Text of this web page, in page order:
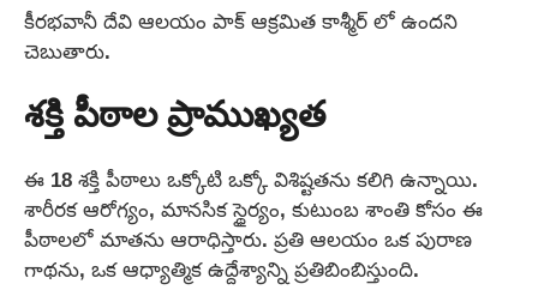
కీరభవానీ దేవి ఆలయం పాక్ ఆక్రమిత కాశ్మీర్ లో ఉందని
చెబుతారు.
శక్తి పీఠాల ప్రాముఖ్యత
ఈ 18 శక్తి పీఠాలు ఒక్కోటి ఒక్కో విశిష్టతను కలిగి ఉన్నాయి.
శారీరక ఆరోగ్యం, మానసిక స్థైర్యం, కుటుంబ శాంతి కోసం ఈ
పీఠాలలో మాతను ఆరాధిస్తారు. ప్రతి ఆలయం ఒక పురాణ
గాథను, ఒక ఆధ్యాత్మిక ఉద్దేశ్యాన్ని ప్రతిబింబిస్తుంది.